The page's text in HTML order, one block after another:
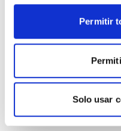
Permitir
Solo usar